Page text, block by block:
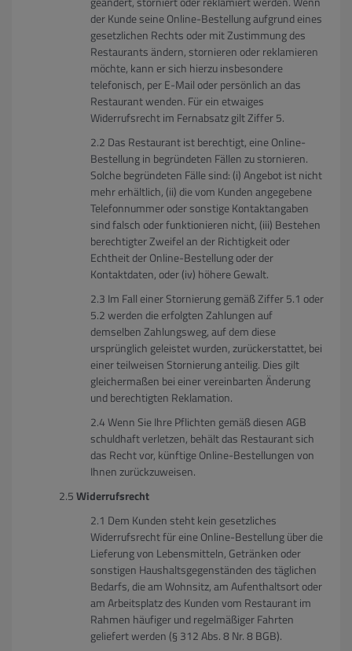
der Kunde seine Online-Bestellung aufgrund eines
gesetzlichen Rechts oder mit Zustimmung des
Restaurants ändern, stornieren oder reklamieren
möchte, kann er sich hierzu insbesondere
telefonisch, per E-Mail oder persönlich an das
Restaurant wenden. Für ein etwaiges
Widerrufsrecht im Fernabsatz gilt Ziffer 5.
Das Restaurant ist berechtigt, eine Online-
Bestellung in begründeten Fällen zu stornieren.
Solche begründeten Fälle sind: (i) Angebot ist nicht
mehr erhältlich, (ii) die vom Kunden angegebene
Telefonnummer oder sonstige Kontaktangaben
sind falsch oder funktionieren nicht, (iii) Bestehen
berechtigter Zweifel an der Richtigkeit oder
Echtheit der Online-Bestellung oder der
Kontaktdaten, oder (iv) höhere Gewalt.
Im Fall einer Stornierung gemäß Ziffer 5.1 oder
5.2 werden die erfolgten Zahlungen auf
demselben Zahlungsweg, auf dem diese
ursprünglich geleistet wurden, zurückerstattet, bei
einer teilweisen Stornierung anteilig. Dies gilt
gleichermaßen bei einer vereinbarten Änderung
und berechtigten Reklamation.
Wenn Sie Ihre Pflichten gemäß diesen AGB
schuldhaft verletzen, behält das Restaurant sich
das Recht vor, künftige Online-Bestellungen von
Ihnen zurückzuweisen.
Widerrufsrecht
Dem Kunden steht kein gesetzliches
Widerrufsrecht für eine Online-Bestellung über die
Lieferung von Lebensmitteln, Getränken oder
sonstigen Haushaltsgegenständen des täglichen
Bedarfs, die am Wohnsitz, am Aufenthaltsort oder
am Arbeitsplatz des Kunden vom Restaurant im
Rahmen häufiger und regelmäßiger Fahrten
geliefert werden (§ 312 Abs. 8 Nr. 8 BGB).